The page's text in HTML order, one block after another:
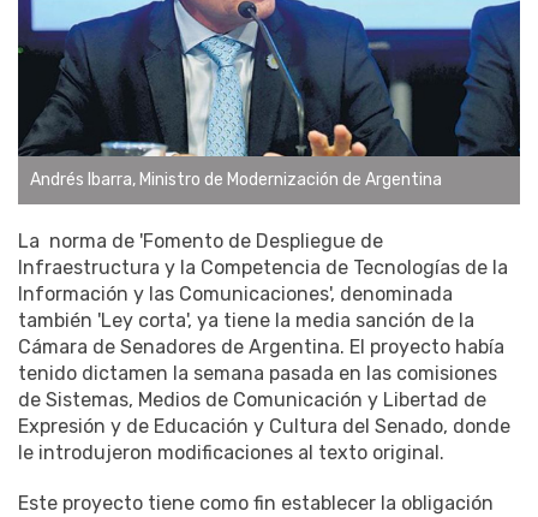
Andrés Ibarra, Ministro de Modernización de Argentina
La norma de 'Fomento de Despliegue de
Infraestructura y la Competencia de Tecnologías de la
Información y las Comunicaciones', denominada
también 'Ley corta', ya tiene la media sanción de la
Cámara de Senadores de Argentina. El proyecto había
tenido dictamen la semana pasada en las comisiones
de Sistemas, Medios de Comunicación y Libertad de
Expresión y de Educación y Cultura del Senado, donde
le introdujeron modificaciones al texto original.
Este proyecto tiene como fin establecer la obligación